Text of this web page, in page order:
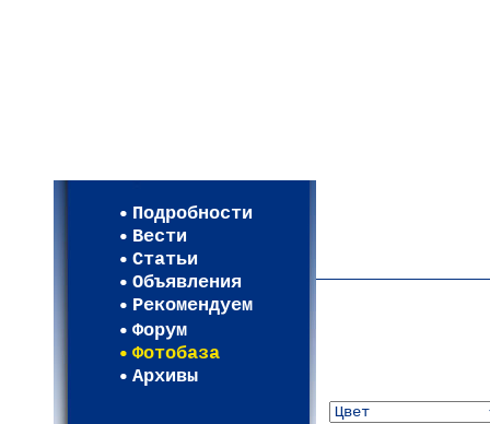
Подробности
Вести
Статьи
Объявления
Рекомендуем
Форум
Фотобаза
Архивы